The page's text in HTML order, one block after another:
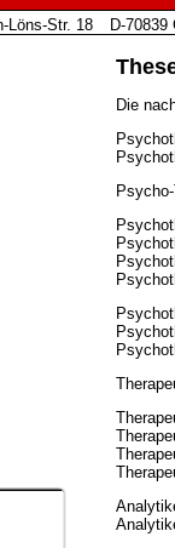
Löns-Str. 18 D-70839
Die